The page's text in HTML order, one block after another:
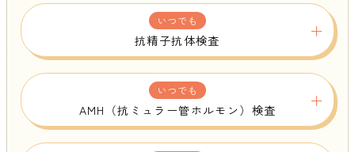
いつでも
抗精子抗体検査
いつでも
AMH（抗ミュラー管ホルモン）検査